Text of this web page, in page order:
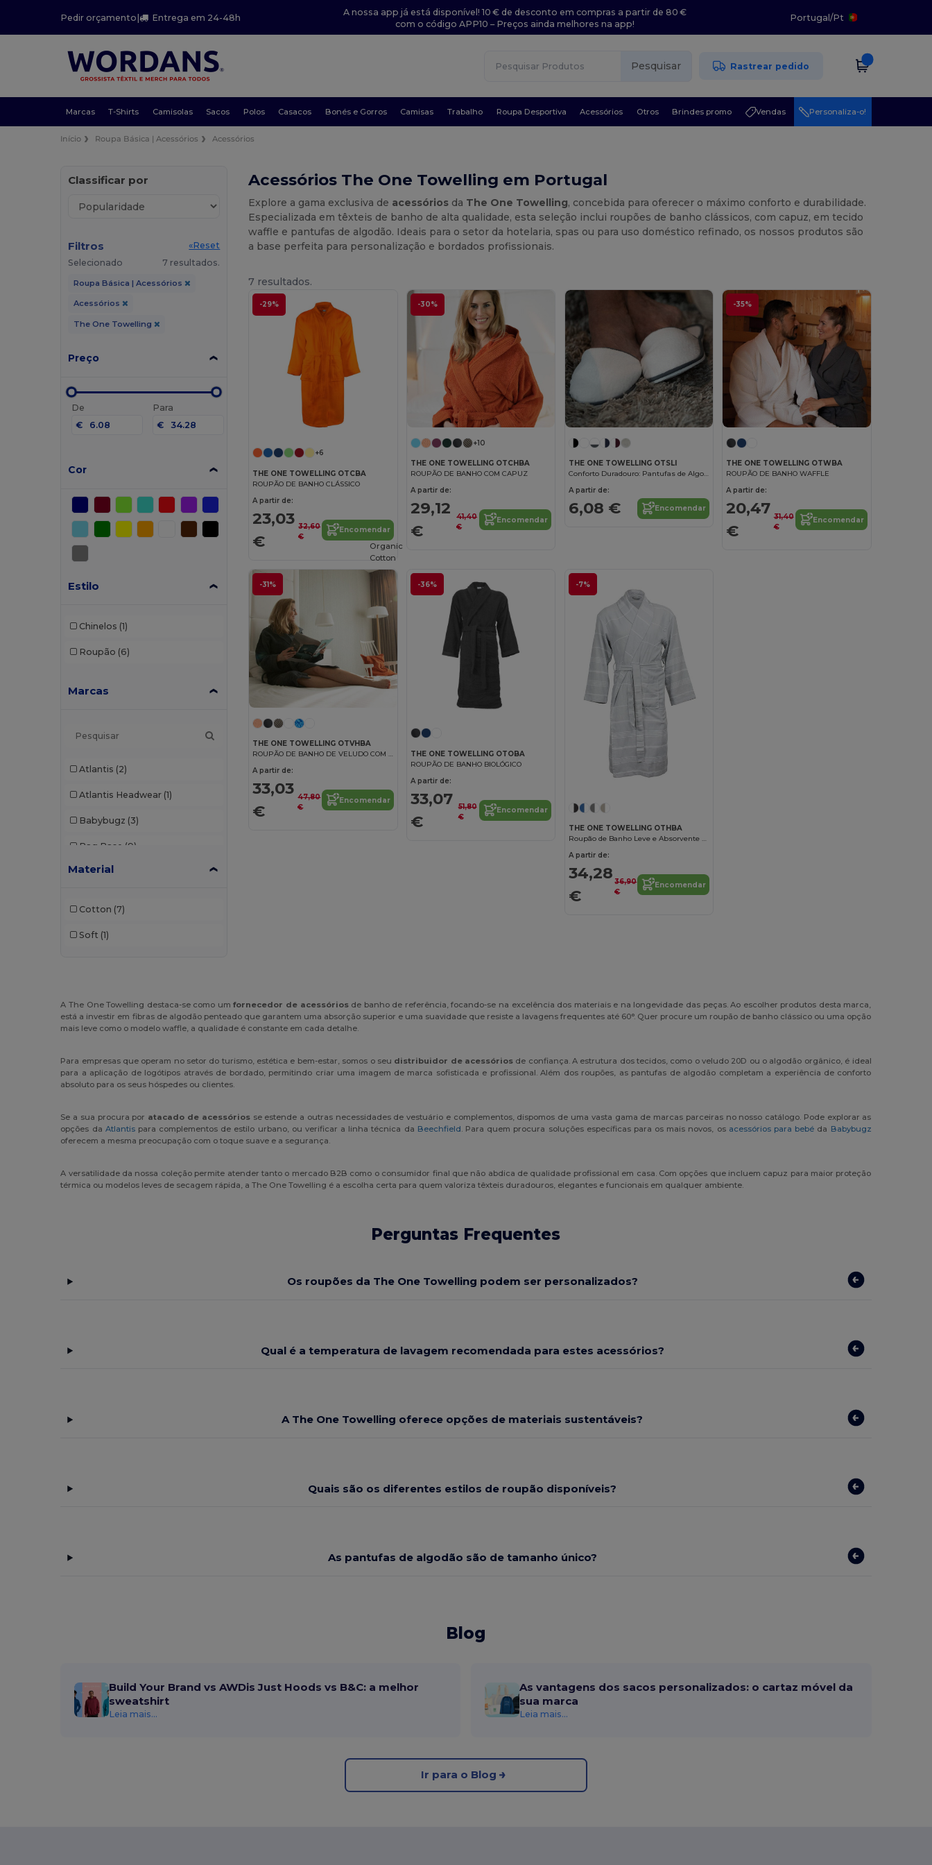
Pedir orçamento| Entrega em 24-48h
A nossa app já está disponível! 10 € de desconto em compras a partir de 80 €
com o código APP10 – Preços ainda melhores na app!
Portugal/Pt
Pesquisar Rastrear pedido
Marcas T-Shirts Camisolas Sacos Polos Casacos Bonés e Gorros Camisas Trabalho Roupa Desportiva Acessórios Otros Brindes promo Vendas Personaliza-o!
Início Roupa Básica | Acessórios Acessórios
Classificar por
Filtros
«Reset
Selecionado
7 resultados.
Roupa Básica | Acessórios
Acessórios
The One Towelling
Preço
De
€
Para
€
Cor
Estilo
Chinelos (1)
Roupão (6)
Marcas
Atlantis (2)
Atlantis Headwear (1)
Babybugz (3)
Bag Base (9)
Bagbase
Carhartt (3)
Caterpillar (1)
Craghoppers (1)
Egotier (21)
Estex
Proact (10)
Quadra (2)
Material
Cotton (7)
Soft (1)
Acessórios The One Towelling em Portugal
Explore a gama exclusiva de acessórios da The One Towelling, concebida para oferecer o máximo conforto e durabilidade.
Especializada em têxteis de banho de alta qualidade, esta seleção inclui roupões de banho clássicos, com capuz, em tecido
waffle e pantufas de algodão. Ideais para o setor da hotelaria, spas ou para uso doméstico refinado, os nossos produtos são
a base perfeita para personalização e bordados profissionais.
7 resultados.
-29%
+6
THE ONE TOWELLING OTCBA
ROUPÃO DE BANHO CLÁSSICO
A partir de:
23,03
€
32,60
€
Encomendar
-30%
+10
THE ONE TOWELLING OTCHBA
ROUPÃO DE BANHO COM CAPUZ
A partir de:
29,12
€
41,40
€
Encomendar
THE ONE TOWELLING OTSLI
Conforto Duradouro: Pantufas de Algodão
A partir de:
6,08 € Encomendar
-35%
THE ONE TOWELLING OTWBA
ROUPÃO DE BANHO WAFFLE
A partir de:
20,47
€
31,40
€
Encomendar
-31%
THE ONE TOWELLING OTVHBA
ROUPÃO DE BANHO DE VELUDO COM CAPUZ
A partir de:
33,03
€
47,80
€
Encomendar
-36%
Organic
Cotton
THE ONE TOWELLING OTOBA
ROUPÃO DE BANHO BIOLÓGICO
A partir de:
33,07
€
51,80
€
Encomendar
-7%
THE ONE TOWELLING OTHBA
Roupão de Banho Leve e Absorvente de Algodão
A partir de:
34,28
€
36,90
€
Encomendar
A The One Towelling destaca-se como umfornecedor de acessóriosde banho de referência, focando-se na excelência dos materiais e na longevidade das peças. Ao escolher produtos desta marca,
está a investir em fibras de algodão penteado que garantem uma absorção superior e uma suavidade que resiste a lavagens frequentes até 60°. Quer procure um roupão de banho clássico ou uma opção
mais leve como o modelo waffle, a qualidade é constante em cada detalhe.
Para empresas que operam no setor do turismo, estética e bem-estar, somos o seu distribuidor de acessóriosde confiança. A estrutura dos tecidos, como o veludo 20D ou o algodão orgânico, é ideal
para a aplicação de logótipos através de bordado, permitindo criar uma imagem de marca sofisticada e profissional. Além dos roupões, as pantufas de algodão completam a experiência de conforto
absoluto para os seus hóspedes ou clientes.
Se a sua procura por atacado de acessóriosse estende a outras necessidades de vestuário e complementos, dispomos de uma vasta gama de marcas parceiras no nosso catálogo. Pode explorar as
opções da Atlantispara complementos de estilo urbano, ou verificar a linha técnica da Beechfield . Para quem procura soluções específicas para os mais novos, os acessórios para bebé da Babybugz
oferecem a mesma preocupação com o toque suave e a segurança.
A versatilidade da nossa coleção permite atender tanto o mercado B2B como o consumidor final que não abdica de qualidade profissional em casa. Com opções que incluem capuz para maior proteção
térmica ou modelos leves de secagem rápida, a The One Towelling é a escolha certa para quem valoriza têxteis duradouros, elegantes e funcionais em qualquer ambiente.
Perguntas Frequentes
Os roupões da The One Towelling podem ser personalizados?
Qual é a temperatura de lavagem recomendada para estes acessórios?
A The One Towelling oferece opções de materiais sustentáveis?
Quais são os diferentes estilos de roupão disponíveis?
As pantufas de algodão são de tamanho único?
Blog
Build Your Brand vs AWDis Just Hoods vs B&C: a melhor
sweatshirt
Leia mais...
As vantagens dos sacos personalizados: o cartaz móvel da
sua marca
Leia mais...
Ir para o Blog